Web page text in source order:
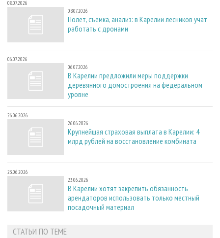
08.07.2026
08.07.2026
Полёт, съёмка, анализ: в Карелии лесников учат
работать с дронами
06.07.2026
06.07.2026
В Карелии предложили меры поддержки
деревянного домостроения на федеральном
уровне
26.06.2026
26.06.2026
Крупнейшая страховая выплата в Карелии: 4
млрд рублей на восстановление комбината
23.06.2026
23.06.2026
В Карелии хотят закрепить обязанность
арендаторов использовать только местный
посадочный материал
СТАТЬИ ПО ТЕМЕ